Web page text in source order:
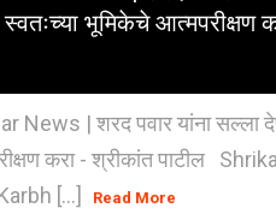
स्वतःच्या भूमिकेचे आत्मपरीक्षण
News | शरद पवार यांना सल्ला
करा - श्रीकांत पाटील
[...]
Read More